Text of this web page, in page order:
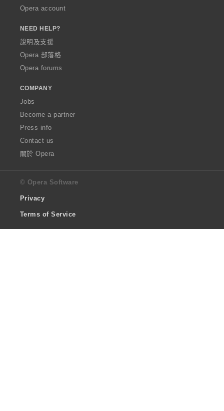
Opera account
NEED HELP?
說明及支援
Opera 部落格
Opera forums
COMPANY
Jobs
Become a partner
Press info
Contact us
關於 Opera
© Opera Software
Privacy
Terms of Service